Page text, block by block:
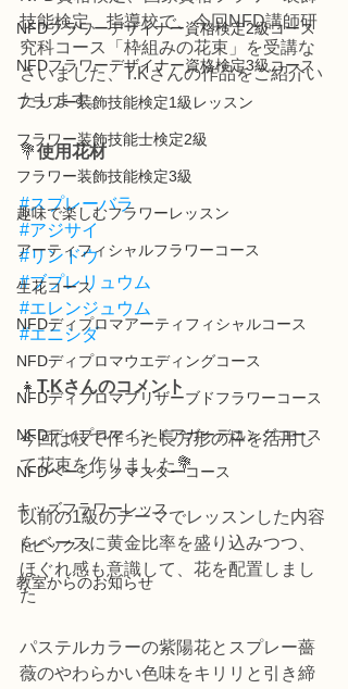
NFDフラワーデザイナー資格検定2級コース
NFDフラワーデザイナー資格検定3級コース
フラワー装飾技能検定1級レッスン
フラワー装飾技能士検定2級
フラワー装飾技能検定3級
趣味で楽しむフラワーレッスン
アーティフィシャルフラワーコース
生花コース
NFDディプロマアーティフィシャルコース
NFDディプロマウエディングコース
NFDディプロマプリザーブドフラワーコース
NFDディプロマインドアガーデニングコース
NFDベーシックマスターコース
キッズフラワーレッス
トピックス
教室からのお知らせ
技能検定、指導校で、今回NFD講師研
究科コース「枠組みの花束」を受講な
さいました、T.Kさんの作品をご紹介い
たします。
💐使用花材
#スプレーバラ
#アジサイ
#リンドウ
#ブプレリュウム
#エレンジュウム
#エニシダ
👧 T.Kさんのコメント
今回は枝で作った長方形の枠を活用し
て花束を作りました💐
以前の1級のテーマでレッスンした内容
をベースに黄金比率を盛り込みつつ、
ほぐれ感も意識して、花を配置しまし
た
パステルカラーの紫陽花とスプレー薔
薇のやわらかい色味をキリリと引き締